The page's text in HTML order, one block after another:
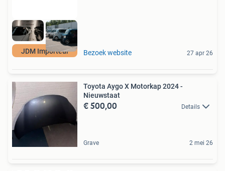
JDM Importeur Bezoek website 27 apr 26
Toyota Aygo X Motorkap 2024 -
Nieuwstaat
€ 500,00 Details
Grave 2 mei 26